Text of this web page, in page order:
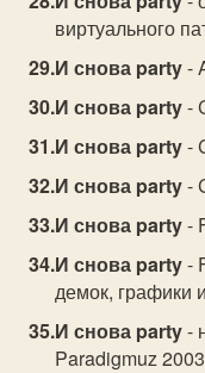
виртуального
И снова party-
И снова party-
И снова party-
И снова party-
И снова party-
И снова party-
демок, графики
И снова party-
Paradigmuz 2003